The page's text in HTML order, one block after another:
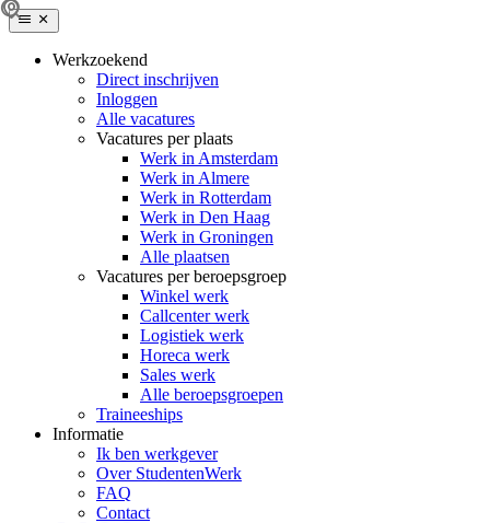
Werkzoekend
Direct inschrijven
Inloggen
Alle vacatures
Vacatures per plaats
Werk in Amsterdam
Werk in Almere
Werk in Rotterdam
Werk in Den Haag
Werk in Groningen
Alle plaatsen
Vacatures per beroepsgroep
Winkel werk
Callcenter werk
Logistiek werk
Horeca werk
Sales werk
Alle beroepsgroepen
Traineeships
Informatie
Ik ben werkgever
Over StudentenWerk
FAQ
Contact